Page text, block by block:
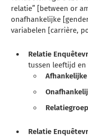
relatie” [between or
onafhankelijke
variabelen [carrière,
Relatie
tussen leeftijd en
Relatie